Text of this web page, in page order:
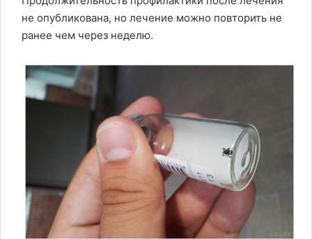
не опубликована, но лечение можно повторить не
ранее чем через неделю.